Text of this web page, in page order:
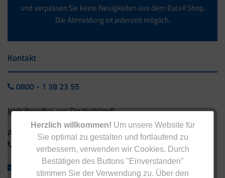
Herzlich willkommen! Um unsere Website für
Sie optimal zu gestalten und fortlaufend zu
verbessern, verwenden wir Cookies. Durch
Bestätigen des Buttons "Einverstanden"
stimmen Sie der Verwendung zu. Über den
und verpassen Sie keine Neuigkeiten aus dem Eucell Shop.
Die Abmeldung ist jederzeit möglich.
Kontakt
0800 - 1 38 23 55
(gebührenfrei aus Deutschland)
Ausland:
+49 - 5042 940 660
info@eucell.de